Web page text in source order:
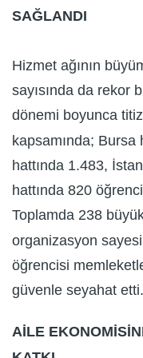
SAĞLANDI
Hizmet ağının
sayısında da rekor
dönemi boyunca
kapsamında; Bursa
hattında 1.483,
hattında 820
Toplamda 238
organizasyon
öğrencisi
güvenle seyahat etti.
AİLE